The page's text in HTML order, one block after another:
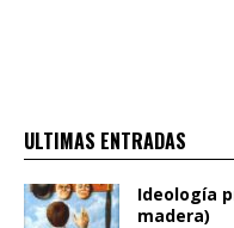
ULTIMAS ENTRADAS
Ideología
madera)